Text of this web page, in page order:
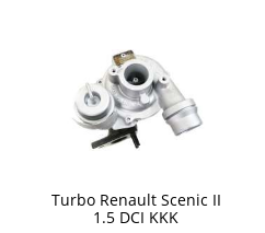
Turbo Renault Scenic II
1.5 DCI KKK